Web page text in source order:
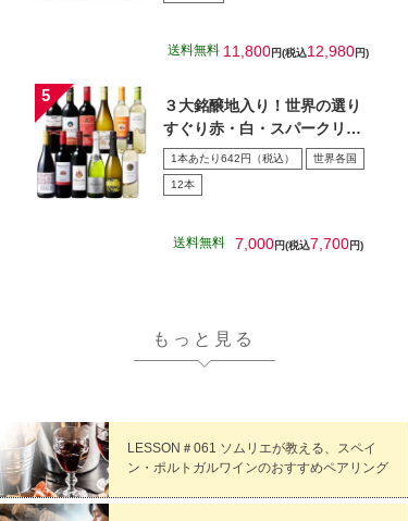
送料無料 11,800円(税込12,980円)
３大銘醸地入り！世界の選り
すぐり赤・白・スパークリン
グワイン飲み比べ１2本セッ
ト…
1本あたり642円（税込） 世界各国
12本
送料無料 7,000円(税込7,700円)
もっと見る
LESSON＃061 ソムリエが教える、スペイ
ン・ポルトガルワインのおすすめペアリング